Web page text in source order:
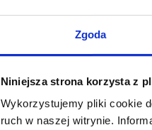
Zgoda
Niniejsza strona korzysta z
Wykorzystujemy pliki cookie
ruch w naszej witrynie.